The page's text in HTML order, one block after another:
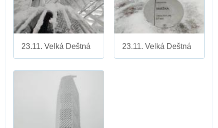
23.11. Velká Deštná 23.11. Velká Deštná